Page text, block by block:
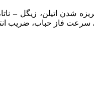
شدن اتیلن، زیگل –
فاز حباب، ضریب